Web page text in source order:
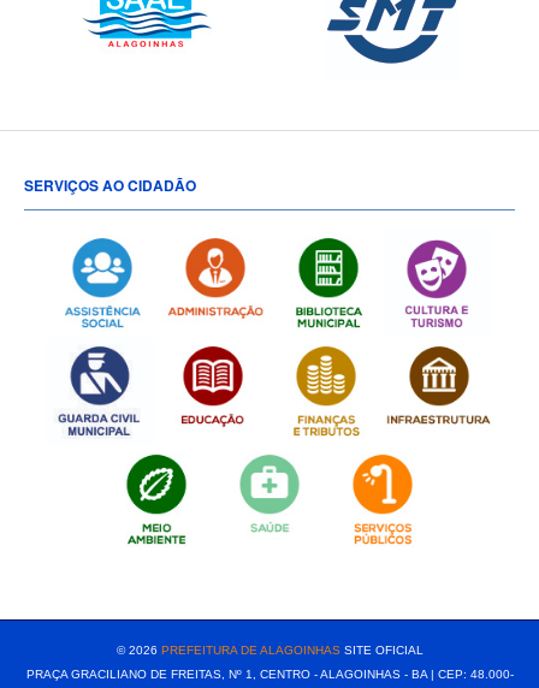
SERVIÇOS AO CIDADÃO
© 2026 PREFEITURA DE ALAGOINHASSITE OFICIAL
PRAÇA GRACILIANO DE FREITAS, Nº 1, CENTRO - ALAGOINHAS - BA | CEP: 48.000-